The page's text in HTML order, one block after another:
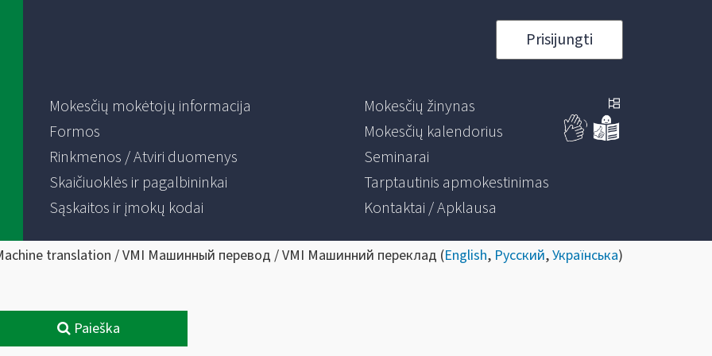
Prisijungti
Mokesčių mokėtojų informacija
Formos
Rinkmenos / Atviri duomenys
Skaičiuoklės ir pagalbininkai
Sąskaitos ir įmokų kodai
Mokesčių žinynas
Mokesčių kalendorius
Seminarai
Tarptautinis apmokestinimas
Kontaktai / Apklausa
translation / VMI Машинный перевод / VMI Машинний переклад (English, Русский,Українська)
Paieška